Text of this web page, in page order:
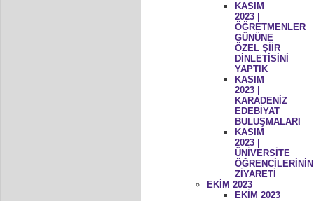
KASIM
2023 |
ÖĞRETMENLER
GÜNÜNE
ÖZEL ŞİİR
DİNLETİSİNİ
YAPTIK
KASIM
2023 |
KARADENİZ
EDEBİYAT
BULUŞMALARI
KASIM
2023 |
ÜNİVERSİTE
ÖĞRENCİLERİNİN
ZİYARETİ
EKİM 2023
EKİM 2023